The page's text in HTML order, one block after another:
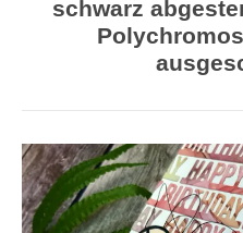
schwarz